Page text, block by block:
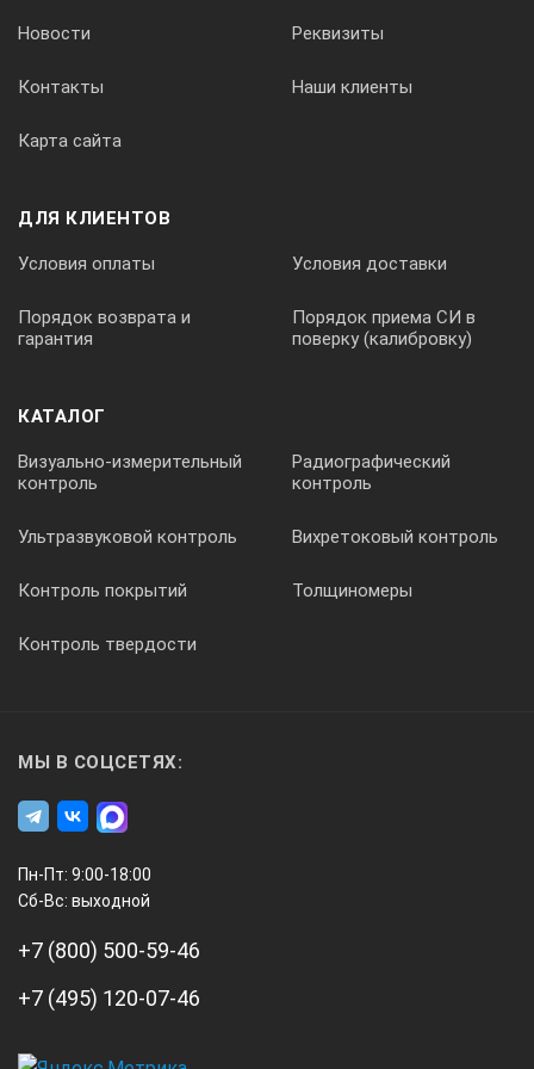
Новости Реквизиты
Контакты Наши клиенты
Карта сайта
ДЛЯ КЛИЕНТОВ
Условия оплаты Условия доставки
Порядок возврата и
гарантия
Порядок приема СИ в
поверку (калибровку)
КАТАЛОГ
Визуально-измерительный
контроль
Радиографический
контроль
Ультразвуковой контроль Вихретоковый контроль
Контроль покрытий Толщиномеры
Контроль твердости
МЫ В СОЦСЕТЯХ:
Пн-Пт: 9:00-18:00
Сб-Вс: выходной
+7 (800) 500-59-46
+7 (495) 120-07-46